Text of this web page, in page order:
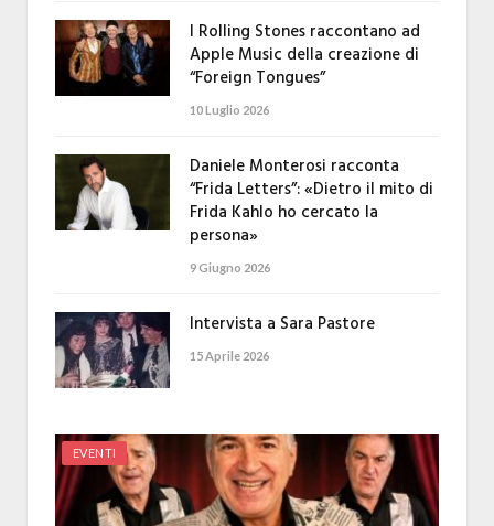
I Rolling Stones raccontano ad
Apple Music della creazione di
“Foreign Tongues”
10 Luglio 2026
Daniele Monterosi racconta
“Frida Letters”: «Dietro il mito di
Frida Kahlo ho cercato la
persona»
9 Giugno 2026
Intervista a Sara Pastore
15 Aprile 2026
EVENTI